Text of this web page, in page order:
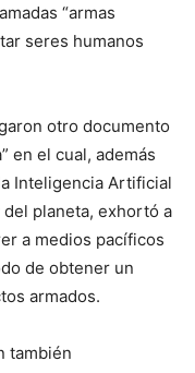
“armas
seres humanos
otro documento
en el cual, además
Inteligencia Artificial
planeta, exhortó a
a medios pacíficos
de obtener un
armados.
también